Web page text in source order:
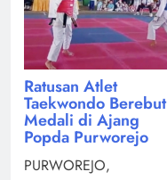
Ratusan Atlet
Taekwondo Berebut
Medali di Ajang
Popda Purworejo
PURWOREJO,